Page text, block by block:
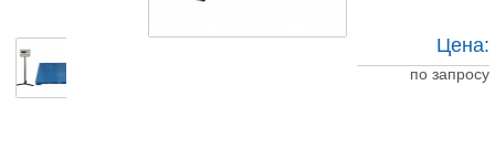
Цена:
по запросу